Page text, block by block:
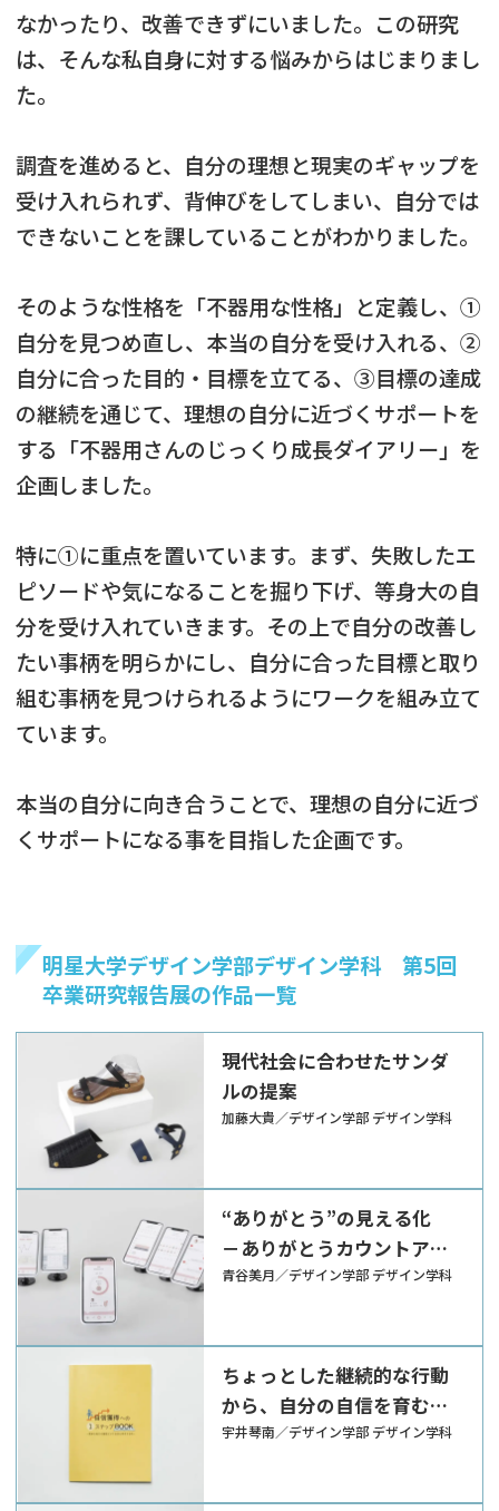
なかったり、改善できずにいました。この研究
は、そんな私自身に対する悩みからはじまりまし
た。
調査を進めると、自分の理想と現実のギャップを
受け入れられず、背伸びをしてしまい、自分では
できないことを課していることがわかりました。
そのような性格を「不器用な性格」と定義し、①
自分を見つめ直し、本当の自分を受け入れる、②
自分に合った目的・目標を立てる、③目標の達成
の継続を通じて、理想の自分に近づくサポートを
する「不器用さんのじっくり成長ダイアリー」を
企画しました。
特に①に重点を置いています。まず、失敗したエ
ピソードや気になることを掘り下げ、等身大の自
分を受け入れていきます。その上で自分の改善し
たい事柄を明らかにし、自分に合った目標と取り
組む事柄を見つけられるようにワークを組み立て
ています。
本当の自分に向き合うことで、理想の自分に近づ
くサポートになる事を目指した企画です。
明星大学デザイン学部デザイン学科 第5回
卒業研究報告展の作品一覧
現代社会に合わせたサンダ
ルの提案
加藤大貴／デザイン学部 デザイン学科
“ありがとう”の見える化
－ありがとうカウントアプ
リ「For me」の企画提案－
青谷美月／デザイン学部 デザイン学科
ちょっとした継続的な行動
から、自分の自信を育む方
法 －「行動できた！」の
を変えていくための本－
宇井琴南／デザイン学部 デザイン学科